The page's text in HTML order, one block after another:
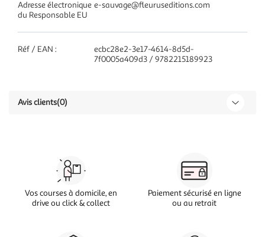
Adresse électronique
du Responsable EU
e-sauvage@fleuruseditions.com
Réf / EAN :
ecbc28e2-3e17-4614-8d5d-
7f0005a409d3 / 9782215189923
Avis clients(0)
Vos courses à domicile, en
drive ou click & collect
Paiement sécurisé en ligne
ou au retrait